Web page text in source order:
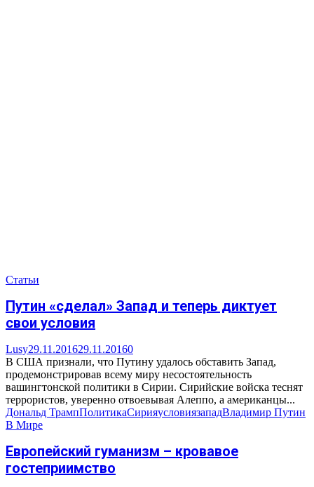
Статьи
Путин «сделал» Запад и теперь диктует
свои условия
Lusy29.11.201629.11.20160
В США признали, что Путину удалось обставить Запад,
продемонстрировав всему миру несостоятельность
вашингтонской политики в Сирии. Сирийские войска теснят
террористов, уверенно отвоевывая Алеппо, а американцы...
Дональд ТрампПолитикаСирияусловиязападВладимир Путин
В Мире
Европейский гуманизм – кровавое
гостеприимство